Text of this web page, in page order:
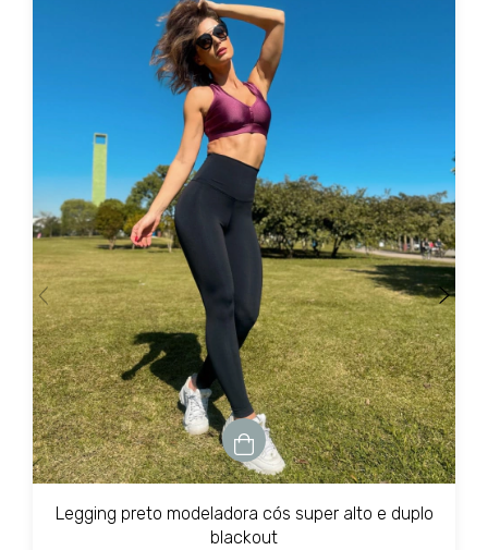
Legging preto modeladora cós super alto e duplo
blackout